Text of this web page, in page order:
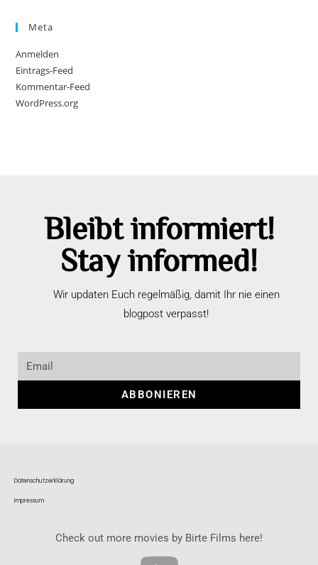
Meta
Anmelden
Eintrags-Feed
Kommentar-Feed
WordPress.org
Bleibt informiert!
Stay informed!
Wir updaten Euch regelmäßig, damit Ihr nie einen
blogpost verpasst!
ABBONIEREN
Datenschutzerklärung
Impressum
Check out more movies by Birte Films here!